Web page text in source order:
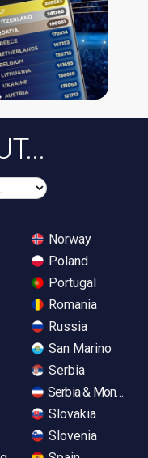
Norway
Poland
Portugal
Romania
Russia
San Marino
Serbia
Serbia &
Slovakia
Slovenia